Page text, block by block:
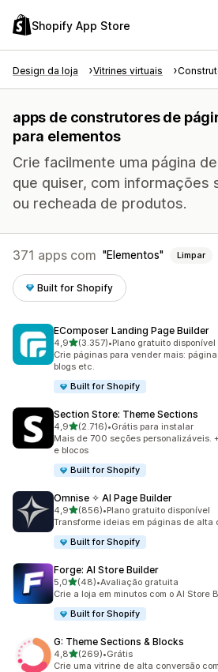
Shopify App Store
Design da loja Vitrines virtuais
apps de construtores de
para elementos
Crie facilmente uma página
que quiser, com informações
ou recheada de produtos.
371 apps com Elementos Limpar
Built for Shopify
EComposer Landing Page Builder
4,9de 5 estrelas
(3.357)
3357 avaliações ao todo
•Plano gratuito disponível
Crie páginas para vender mais:
blogs etc.
Built for Shopify
Section Store: Theme Sections
4,9de 5 estrelas
(2.716)
2716 avaliações ao todo
•Grátis para instalar
Mais de 700 seções personalizáveis.
e blocos
Built for Shopify
Omnise ✧ AI Page Builder
4,9de 5 estrelas
(856)
856 avaliações ao todo
•Plano gratuito disponível
Transforme ideias em páginas de alta
Built for Shopify
Forge: AI Store Builder
5,0de 5 estrelas
(48)
48 avaliações ao todo
•Avaliação gratuita
Crie a loja em minutos com o AI Store
Built for Shopify
G: Theme Sections & Blocks
4,8de 5 estrelas
(269)
269 avaliações ao todo
•Grátis
Crie uma vitrine de alta conversão